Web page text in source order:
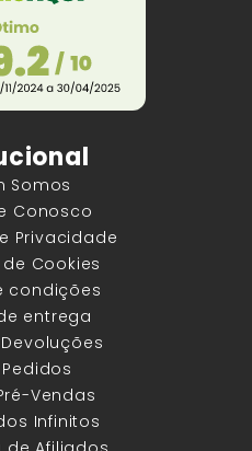
Somos
Conosco
Privacidade
Cookies
condições
entrega
Pedidos
Vendas
Infinitos